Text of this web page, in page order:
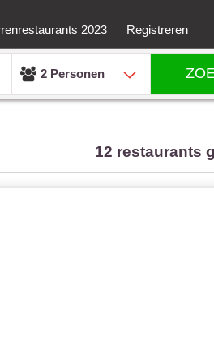
2023 Registreren
2 Personen
12 restaurants